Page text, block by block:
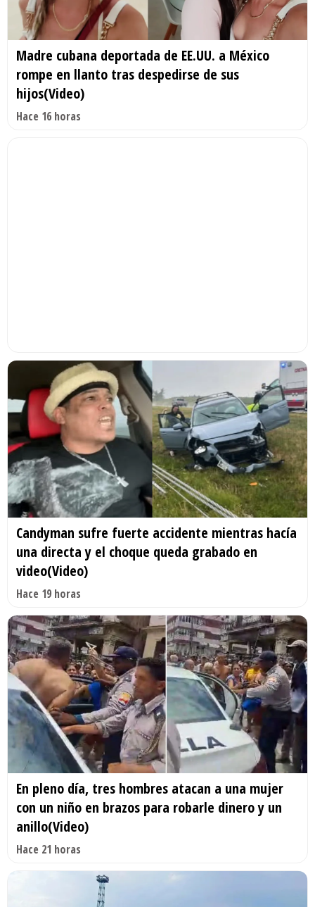
Madre cubana deportada de EE.UU. a México
rompe en llanto tras despedirse de sus
hijos(Video)
Hace 16 horas
Candyman sufre fuerte accidente mientras hacía
una directa y el choque queda grabado en
video(Video)
Hace 19 horas
En pleno día, tres hombres atacan a una mujer
con un niño en brazos para robarle dinero y un
anillo(Video)
Hace 21 horas